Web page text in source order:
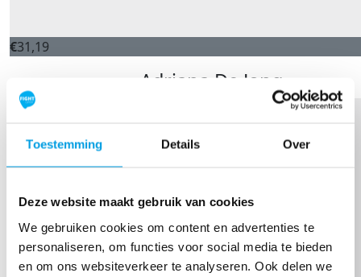
Toestemming Details Over
Deze website maakt gebruik van cookies
We gebruiken cookies om content en advertenties te
personaliseren, om functies voor social media te bieden
en om ons websiteverkeer te analyseren. Ook delen we
€31,19
Adriana De Jong